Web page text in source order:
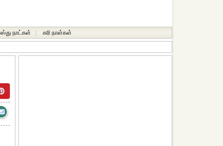
நாட்கள் கரி நாள்கள்